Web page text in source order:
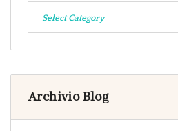
Select Category
Archivio Blog